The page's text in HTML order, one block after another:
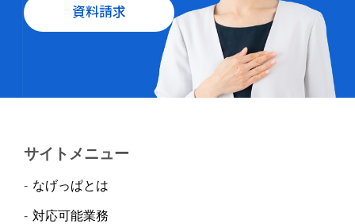
資料請求
サイトメニュー
なげっぱとは
対応可能業務